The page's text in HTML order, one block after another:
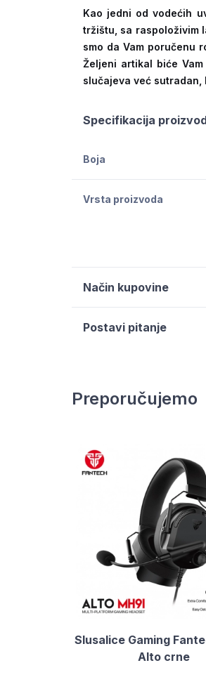
Kao jedni od vodećih
tržištu, sa raspoloživim
smo da Vam poručenu
Željeni artikal biće
slučajeva već
Specifikacija
Boja
Vrsta proizvoda
Način kupovine
Postavi pitanje
Preporučujemo
Slusalice Gaming
Alto crne